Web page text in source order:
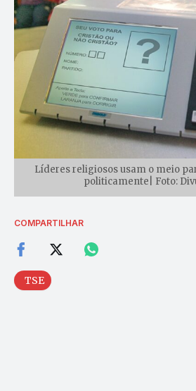
Líderes religiosos usam o meio
politicamente| Foto:
COMPARTILHAR
TSE